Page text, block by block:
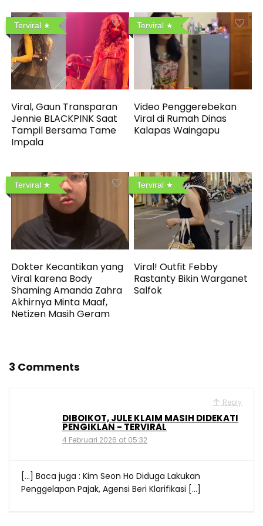
Terviral
Viral, Gaun Transparan
Jennie BLACKPINK Saat
Tampil Bersama Tame
Impala
Terviral
Video Penggerebekan
Viral di Rumah Dinas
Kalapas Waingapu
Terviral
Dokter Kecantikan yang
Viral karena Body
Shaming Amanda Zahra
Akhirnya Minta Maaf,
Netizen Masih Geram
Terviral
Viral! Outfit Febby
Rastanty Bikin Warganet
Salfok
3 Comments
Reply
DIBOIKOT, JULE KLAIM MASIH DIDEKATI
PENGIKLAN - TERVIRAL
4 Februari 2026 at 05:32
[…] Baca juga : Kim Seon Ho Diduga Lakukan
Penggelapan Pajak, Agensi Beri Klarifikasi […]